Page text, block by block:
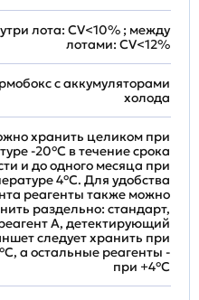
лота: CV<10% ; между
лотами: CV<12%
с аккумуляторами
холода
хранить целиком при
-20°C в течение срока
и до одного месяца при
4°C. Для удобства
реагенты также можно
раздельно: стандарт,
A, детектирующий
следует хранить при
а остальные реагенты -
при +4°С